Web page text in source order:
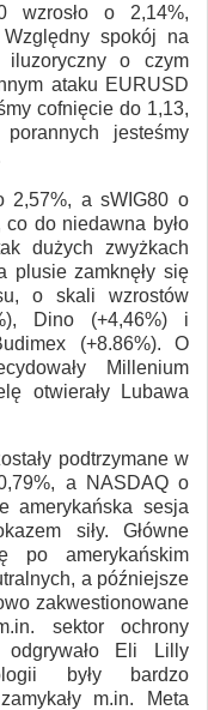
wzrosło o 2,14%,
spokój na
o czym
ataku EURUSD
cofnięcie do 1,13,
jesteśmy
2,57%, a sWIG80 o
co do niedawna było
dużych zwyżkach
plusie zamknęły się
o skali wzrostów
Dino (+4,46%) i
(+8.86%). O
Millenium
otwierały Lubawa
podtrzymane w
a NASDAQ o
amerykańska sesja
siły. Główne
po amerykańskim
a późniejsze
zakwestionowane
sektor ochrony
Eli Lilly
były bardzo
m.in. Meta